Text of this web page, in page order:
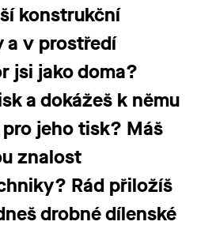
konstrukční
a v prostředí
jsi jako doma?
a dokážeš k němu
jeho tisk? Máš
znalost
Rád přiložíš
drobné dílenské